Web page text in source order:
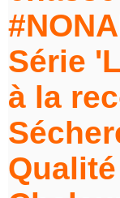
Série
à la